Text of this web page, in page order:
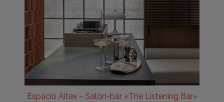
Espacio Aitex – Salón-bar «The Listening Bar»